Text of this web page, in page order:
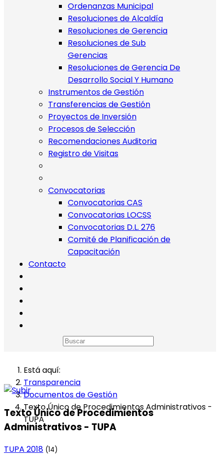
Ordenanzas Municipal
Resoluciones de Alcaldía
Resoluciones de Gerencia
Resoluciones de Sub
Gerencias
Resoluciones de Gerencia De
Desarrollo Social Y Humano
Instrumentos de Gestión
Transferencias de Gestión
Proyectos de Inversión
Procesos de Selección
Recomendaciones Auditoria
Registro de Visitas
Convocatorias
Convocatorias CAS
Convocatorias LOCSS
Convocatorias D.L. 276
Comité de Planificación de
Capacitación
Contacto
Está aquí:
Transparencia
Documentos de Gestión
Texto Único de Procedimientos Administrativos -
TUPA
Texto Único de Procedimientos
Administrativos - TUPA
TUPA 2018 (14)